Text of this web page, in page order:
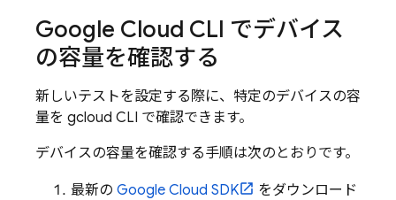
Google Cloud CLI でデバイス
の容量を確認する
新しいテストを設定する際に、特定のデバイスの容
量を gcloud CLI で確認できます。
デバイスの容量を確認する手順は次のとおりです。
最新の Google Cloud SDK
をダウンロード